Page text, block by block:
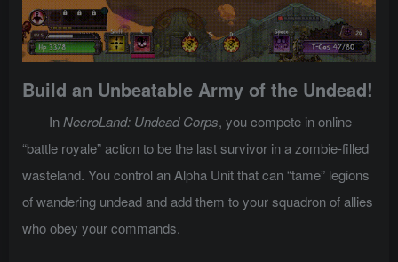
Build an Unbeatable Army of the Undead!
InNecroLand: Undead Corps, you compete in online
“battle royale” action to be the last survivor in a zombie-filled
wasteland. You control an Alpha Unit that can “tame” legions
of wandering undead and add them to your squadron of allies
who obey your commands.